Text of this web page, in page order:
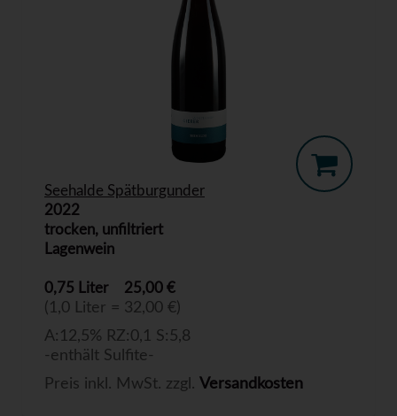
Seehalde Spätburgunder
2022
trocken, unfiltriert
Lagenwein
0,75 Liter 25,00 €
(1,0 Liter = 32,00 €)
A:12,5% RZ:0,1 S:5,8
-enthält Sulfite-
Preis inkl. MwSt. zzgl. Versandkosten